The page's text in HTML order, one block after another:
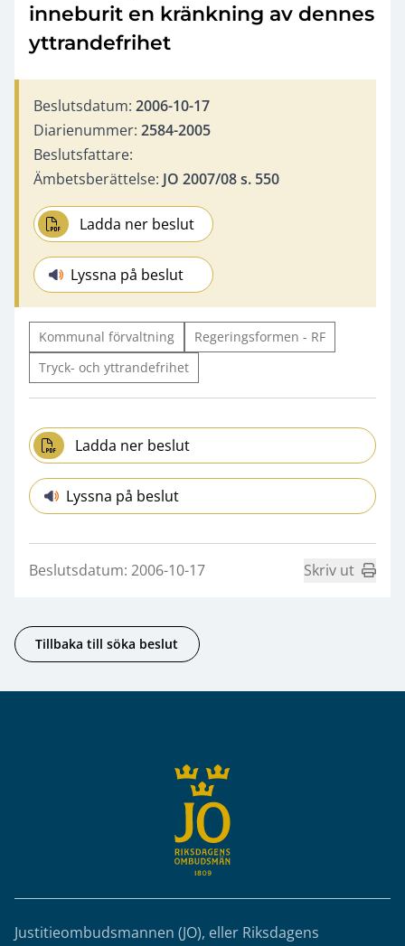
inneburit en kränkning av dennes
yttrandefrihet
Beslutsdatum: 2006-10-17
Diarienummer: 2584-2005
Beslutsfattare:
Ämbetsberättelse: JO 2007/08 s. 550
Ladda ner beslut
Lyssna på beslut
Kommunal förvaltning
Regeringsformen - RF
Tryck- och yttrandefrihet
Ladda ner beslut
Lyssna på beslut
Beslutsdatum: 2006-10-17 Skriv ut
Tillbaka till söka beslut
Justitieombudsmannen (JO), eller Riksdagens